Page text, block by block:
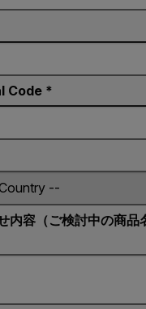
Code *
内容（ご検討中の商品